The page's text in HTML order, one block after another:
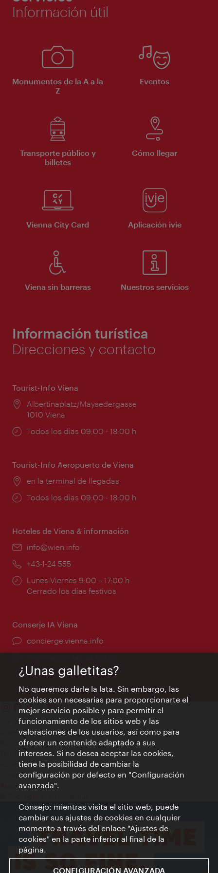
Información útil
Monumentos de la A a la
Z
Eventos
Transporte público y
billetes
Cómo llegar
Vienna City Card Aplicación ivie
Viena sin barreras Nuestros servicios
Información turística
Direcciones y contacto
Tourist-Info Viena
Lugar:
Albertinaplatz/Maysedergasse
1010 Viena
Horarios
Todos los días 09:00 - 18:00 h
Tourist-Info Aeropuerto de Viena
Lugar:
en la terminal de llegadas
Horarios
Todos los días 09:00 - 18:00 h
Hoteles de Viena & información
e-
info@wien.info
Teléfono:
+43-1-24 555
Horarios
de
Lunes-Viernes 9:00 – 17:00 h
Cerrado los días festivos
Conserje IA Viena
concierge.vienna.info
Contacto
Aviso legal
Política de privacidad de datos
Terms of Use
Accesibilidad
Contacto para la prensa
Ajustes de cookie
¿Unas galletitas?
No queremos darle la lata. Sin embargo, las
cookies son necesarias para proporcionarte el
mejor servicio posible y para permitir el
funcionamiento de los sitios web y las
valoraciones de los usuarios, así como para
ofrecer un contenido adaptado a sus
intereses. Si no desea aceptar las cookies,
tiene la posibilidad de cambiar la
configuración por defecto en "Configuración
avanzada".
Consejo: mientras visita el sitio web, puede
cambiar sus ajustes de cookies en cualquier
momento a través del enlace "Ajustes de
cookies" en la parte inferior al final de la
página.
CONFIGURACIÓN AVANZADA